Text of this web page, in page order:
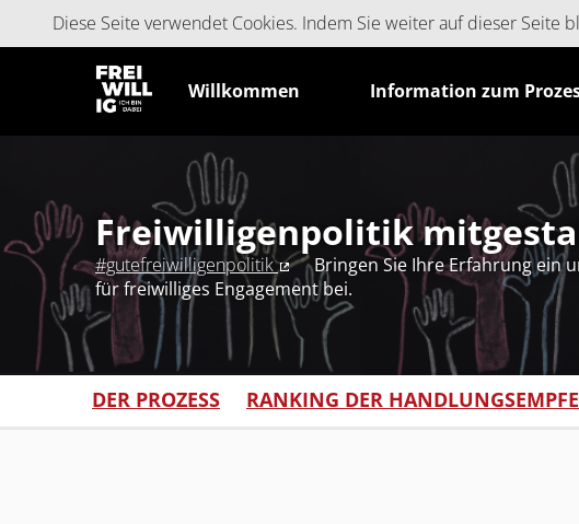
Diese Seite verwendet Cookies. Indem Sie weiter auf dieser Seite
Willkommen Information zum
Freiwilligenpolitik
#gutefreiwilligenpolitik
(Externer Link)
Bringen Sie Ihre Erfahrung ein
für freiwilliges Engagement bei.
DER PROZESS RANKING DER
Cookie-Einstellungen